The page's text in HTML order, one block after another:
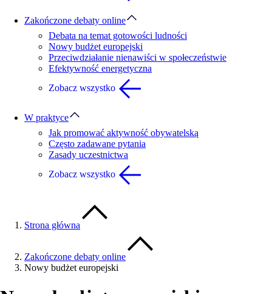
Zakończone debaty online
Debata na temat gotowości ludności
Nowy budżet europejski
Przeciwdziałanie nienawiści w społeczeństwie
Efektywność energetyczna
Zobacz wszystko
W praktyce
Jak promować aktywność obywatelską
Często zadawane pytania
Zasady uczestnictwa
Zobacz wszystko
Strona główna
Zakończone debaty online
Nowy budżet europejski